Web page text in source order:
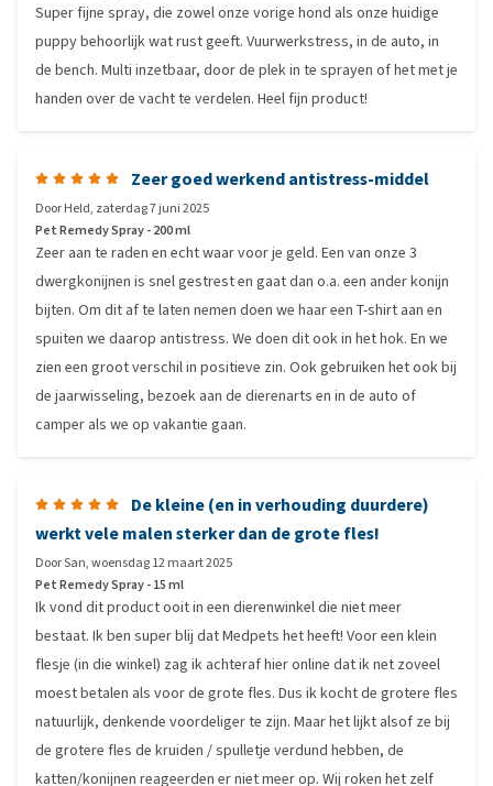
Super fijne spray, die zowel onze vorige hond als onze huidige
puppy behoorlijk wat rust geeft. Vuurwerkstress, in de auto, in
de bench. Multi inzetbaar, door de plek in te sprayen of het met je
handen over de vacht te verdelen. Heel fijn product!
Zeer goed werkend antistress-middel
DoorHeld, zaterdag 7 juni 2025
Pet Remedy Spray - 200 ml
Zeer aan te raden en echt waar voor je geld. Een van onze 3
dwergkonijnen is snel gestrest en gaat dan o.a. een ander konijn
bijten. Om dit af te laten nemen doen we haar een T-shirt aan en
spuiten we daarop antistress. We doen dit ook in het hok. En we
zien een groot verschil in positieve zin. Ook gebruiken het ook bij
de jaarwisseling, bezoek aan de dierenarts en in de auto of
camper als we op vakantie gaan.
De kleine (en in verhouding duurdere)
werkt vele malen sterker dan de grote fles!
DoorSan,woensdag 12 maart 2025
Pet Remedy Spray - 15 ml
Ik vond dit product ooit in een dierenwinkel die niet meer
bestaat. Ik ben super blij dat Medpets het heeft! Voor een klein
flesje (in die winkel) zag ik achteraf hier online dat ik net zoveel
moest betalen als voor de grote fles. Dus ik kocht de grotere fles
natuurlijk, denkende voordeliger te zijn. Maar het lijkt alsof ze bij
de grotere fles de kruiden / spulletje verdund hebben, de
katten/konijnen reageerden er niet meer op. Wij roken het zelf